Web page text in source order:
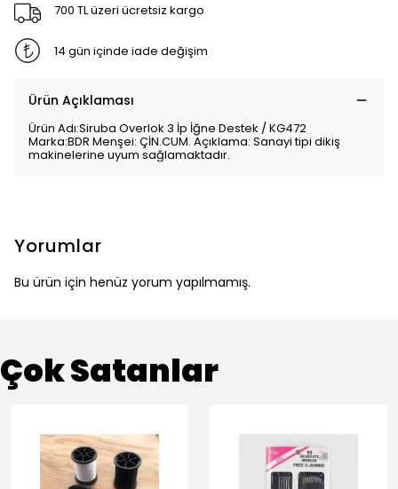
700 TL üzeri ücretsiz kargo
14 gün içinde iade değişim
Ürün Açıklaması
Ürün Adı:Siruba Overlok 3 İp İğne Destek / KG472
Marka:BDR Menşei: ÇİN.CUM. Açıklama: Sanayi tipi dikiş
makinelerine uyum sağlamaktadır.
Yorumlar
Bu ürün için henüz yorum yapılmamış.
Çok Satanlar